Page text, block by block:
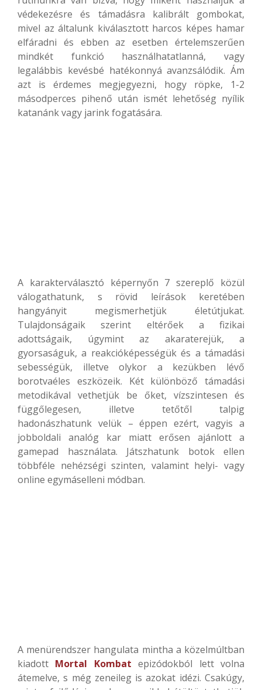
védekezésre és támadásra kalibrált gombokat,
mivel az általunk kiválasztott harcos képes hamar
elfáradni és ebben az esetben értelemszerűen
mindkét funkció használhatatlanná, vagy
legalábbis kevésbé hatékonnyá avanzsálódik. Ám
azt is érdemes megjegyezni, hogy röpke, 1-2
másodperces pihenő után ismét lehetőség nyílik
katanánk vagy jarink fogatására.
A karakterválasztó képernyőn 7 szereplő közül
válogathatunk, s rövid leírások keretében
hangyányit megismerhetjük életútjukat.
Tulajdonságaik szerint eltérőek a fizikai
adottságaik, úgymint az akaraterejük, a
gyorsaságuk, a reakcióképességük és a támadási
sebességük, illetve olykor a kezükben lévő
borotvaéles eszközeik. Két különböző támadási
metodikával vethetjük be őket, vízszintesen és
függőlegesen, illetve tetőtől talpig
hadonászhatunk velük – éppen ezért, vagyis a
jobboldali analóg kar miatt erősen ajánlott a
gamepad használata. Játszhatunk botok ellen
többféle nehézségi szinten, valamint helyi- vagy
online egymáselleni módban.
A menürendszer hangulata mintha a közelmúltban
kiadott Mortal Kombat epizódokból lett volna
átemelve, s még zeneileg is azokat idézi. Csakúgy,